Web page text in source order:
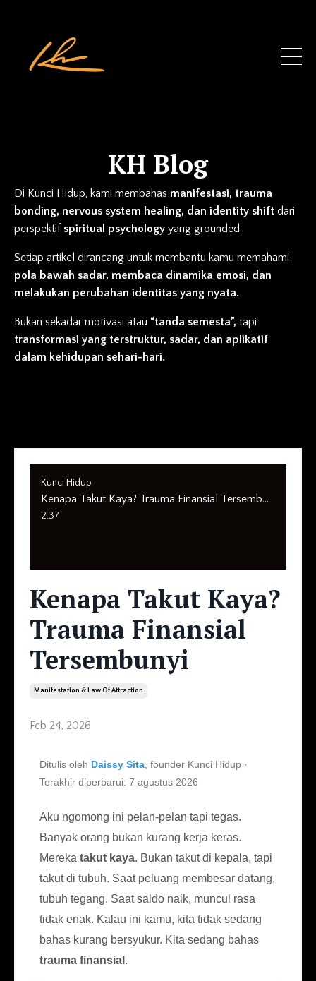
KH Blog
Di Kunci Hidup, kami membahas manifestasi, trauma
bonding, nervous system healing, dan identity shift dari
perspektif spiritual psychology yang grounded.
Setiap artikel dirancang untuk membantu kamu memahami
pola bawah sadar, membaca dinamika emosi, dan
melakukan perubahan identitas yang nyata.
Bukan sekadar motivasi atau “tanda semesta”, tapi
transformasi yang terstruktur, sadar, dan aplikatif
dalam kehidupan sehari-hari.
Kunci Hidup
Kenapa Takut Kaya? Trauma Finansial Tersembunyi
2:37
Kenapa Takut Kaya?
Trauma Finansial
Tersembunyi
Manifestation & Law Of Attraction
Feb 24, 2026
Ditulis oleh Daissy Sita , founder Kunci Hidup ·
Terakhir diperbarui: 7 agustus 2026
Aku ngomong ini pelan-pelan tapi tegas.
Banyak orang bukan kurang kerja keras.
Mereka takut kaya. Bukan takut di kepala, tapi
takut di tubuh. Saat peluang membesar datang,
tubuh tegang. Saat saldo naik, muncul rasa
tidak enak. Kalau ini kamu, kita tidak sedang
bahas kurang bersyukur. Kita sedang bahas
trauma finansial .